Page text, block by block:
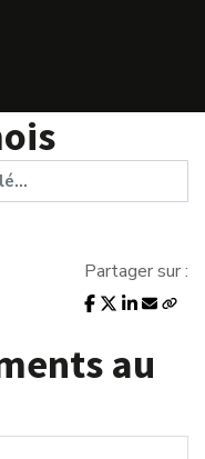
Partager sur :
au